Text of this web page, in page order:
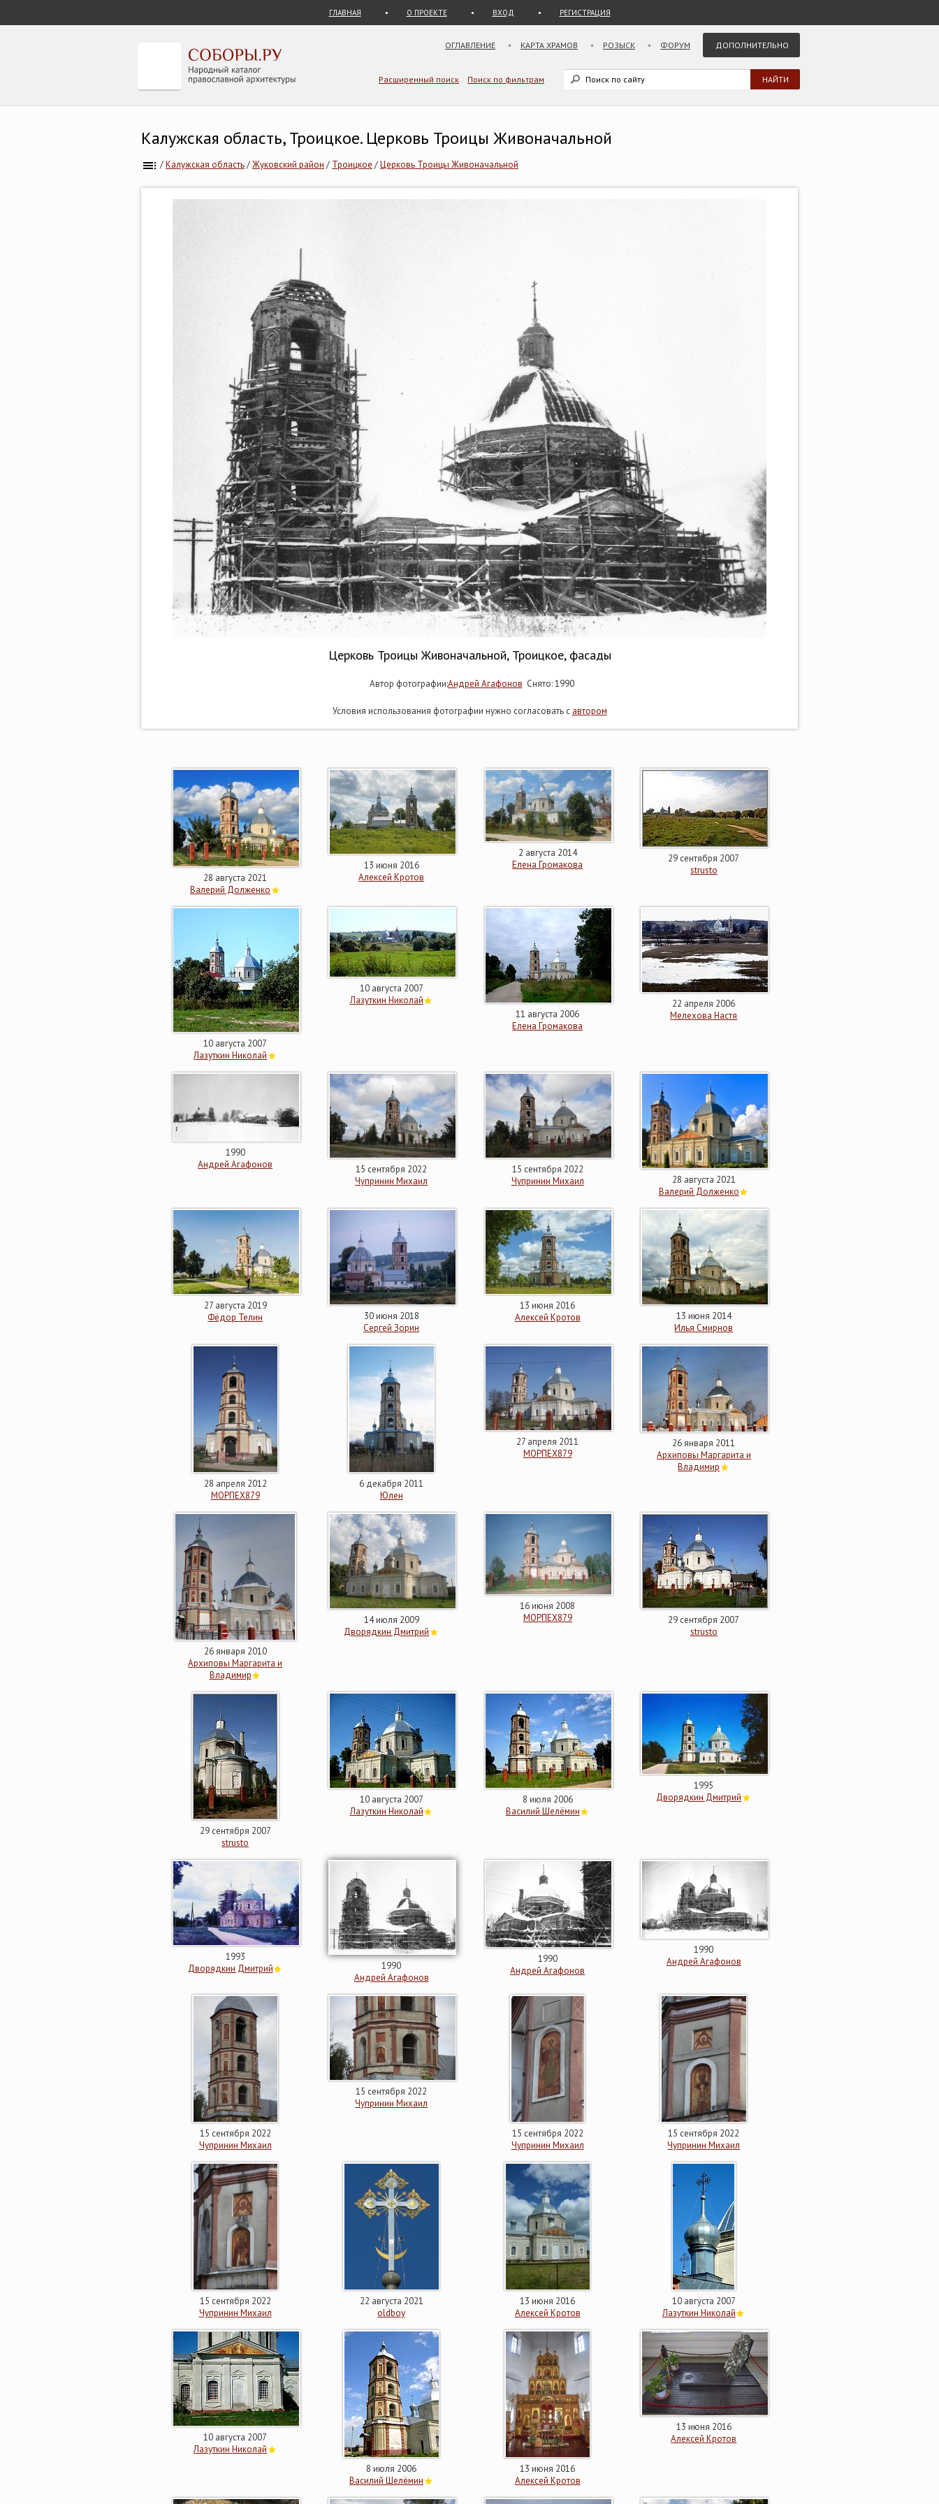
ГЛАВНАЯ О ПРОЕКТЕ ВХОД РЕГИСТРАЦИЯ
ОГЛАВЛЕНИЕ КАРТА ХРАМОВ РОЗЫСК ФОРУМ ДОПОЛНИТЕЛЬНО
Расширенный поиск Поиск по фильтрам
Калужская область, Троицкое. Церковь Троицы Живоначальной
/Калужская область/Жуковский район / Троицкое /Церковь Троицы Живоначальной
Церковь Троицы Живоначальной, Троицкое, фасады
Автор фотографии:Андрей Агафонов Снято: 1990
Условия использования фотографии нужно согласовать с автором
28 августа 2021
Валерий Долженко
13 июня 2016
Алексей Кротов
2 августа 2014
Елена Громакова
29 сентября 2007
strusto
10 августа 2007
Лазуткин Николай
10 августа 2007
Лазуткин Николай
11 августа 2006
Елена Громакова
22 апреля 2006
Мелехова Настя
1990
Андрей Агафонов
15 сентября 2022
Чупринин Михаил
15 сентября 2022
Чупринин Михаил
28 августа 2021
Валерий Долженко
27 августа 2019
Фёдор Телин
30 июня 2018
Сергей Зорин
13 июня 2016
Алексей Кротов
13 июня 2014
Илья Смирнов
28 апреля 2012
МОРПЕХ879
6 декабря 2011
Юлен
27 апреля 2011
МОРПЕХ879
26 января 2011
Архиповы Маргарита и
Владимир
26 января 2010
Архиповы Маргарита и
Владимир
14 июля 2009
Дворядкин Дмитрий
16 июня 2008
МОРПЕХ879
29 сентября 2007
strusto
29 сентября 2007
strusto
10 августа 2007
Лазуткин Николай
8 июля 2006
Василий Шелёмин
1995
Дворядкин Дмитрий
1993
Дворядкин Дмитрий
1990
Андрей Агафонов
1990
Андрей Агафонов
1990
Андрей Агафонов
15 сентября 2022
Чупринин Михаил
15 сентября 2022
Чупринин Михаил
15 сентября 2022
Чупринин Михаил
15 сентября 2022
Чупринин Михаил
15 сентября 2022
Чупринин Михаил
22 августа 2021
oldboy
13 июня 2016
Алексей Кротов
10 августа 2007
Лазуткин Николай
10 августа 2007
Лазуткин Николай
8 июля 2006
Василий Шелёмин
13 июня 2016
Алексей Кротов
13 июня 2016
Алексей Кротов